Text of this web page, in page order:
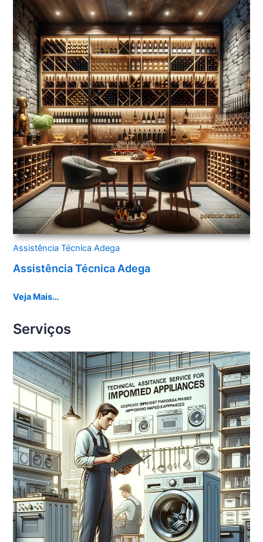
Assistência Técnica Adega
Assistência Técnica Adega
Veja Mais…
Serviços